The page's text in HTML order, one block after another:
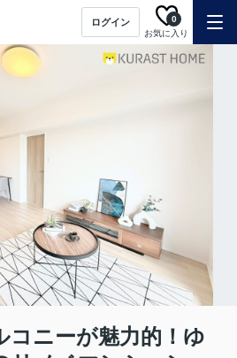
ログイン
お気に入り
0
コニーが魅力的！ゆ